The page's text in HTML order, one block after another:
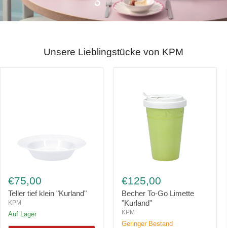
Slide
1
Slide
2
Slide
3
Slide
4
Unsere Lieblingstücke von KPM
tief
klein
"Kurland"
€75,00
Teller tief klein "Kurland"
KPM
Auf Lager
To-
Go
Limette
"Kurland"
€125,00
Becher To-Go Limette
"Kurland"
KPM
Geringer Bestand